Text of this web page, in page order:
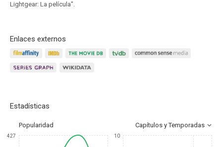
Lightgear: La película".
Enlaces externos
Estadísticas
Popularidad Capítulos y Temporadas
427 10